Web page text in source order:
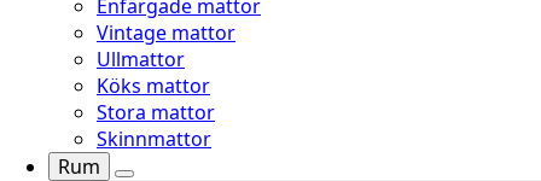
Enfärgade mattor
Vintage mattor
Ullmattor
Köks mattor
Stora mattor
Skinnmattor
Rum